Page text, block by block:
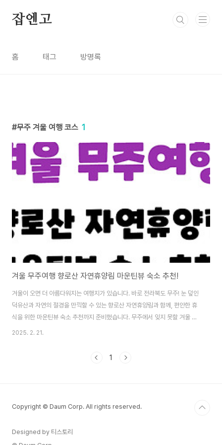
잡엔고
홈 태그 방명록
무주 겨울 여행 코스 1
겨울 무주여행 향로산 자연휴양림 마운틴뷰 숙소 추천!
겨울이 오면 더 아름다워지는 여행지가 있습니다. 바로 전라북도 무주! 눈 덮인
덕유산과 자연의 절경을 만끽할 수 있는 향로산 자연휴양림과 함께, 편안한 휴
식을 위한 마운틴뷰 숙소 추천까지 준비했습니다. 무주에서 잊지 못할 겨울 여
행을 즐기고 싶다면 끝까지 읽어보세요! 😊 1. 겨울 무주 여행의 매력❄ 겨울에
력을 발산합니다.✔ 덕유산 국립공원의 설경 – 하얀 눈으로 덮인 덕유산의 장관
2025. 2. 21.
1
Copyright © Daum Corp. All rights reserved.
Designed by 티스토리